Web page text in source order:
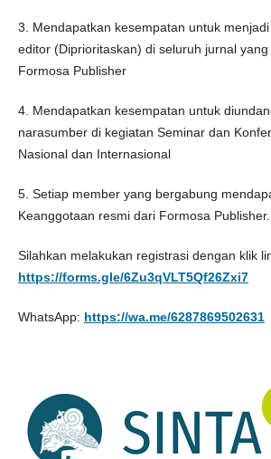
3. Mendapatkan kesempatan untuk
editor (Diprioritaskan) di seluruh jurnal
Formosa Publisher
4. Mendapatkan kesempatan untuk
narasumber di kegiatan Seminar dan
Nasional dan Internasional
5. Setiap member yang bergabung
Keanggotaan resmi dari Formosa Publisher.
Silahkan melakukan registrasi dengan klik
https://forms.gle/6Zu3qVLT5Qf26Zxi7
WhatsApp: https://wa.me/6287869502631